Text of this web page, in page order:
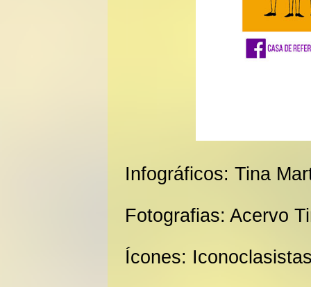
Infográficos: Tina
Fotografias: Acervo
Ícones: